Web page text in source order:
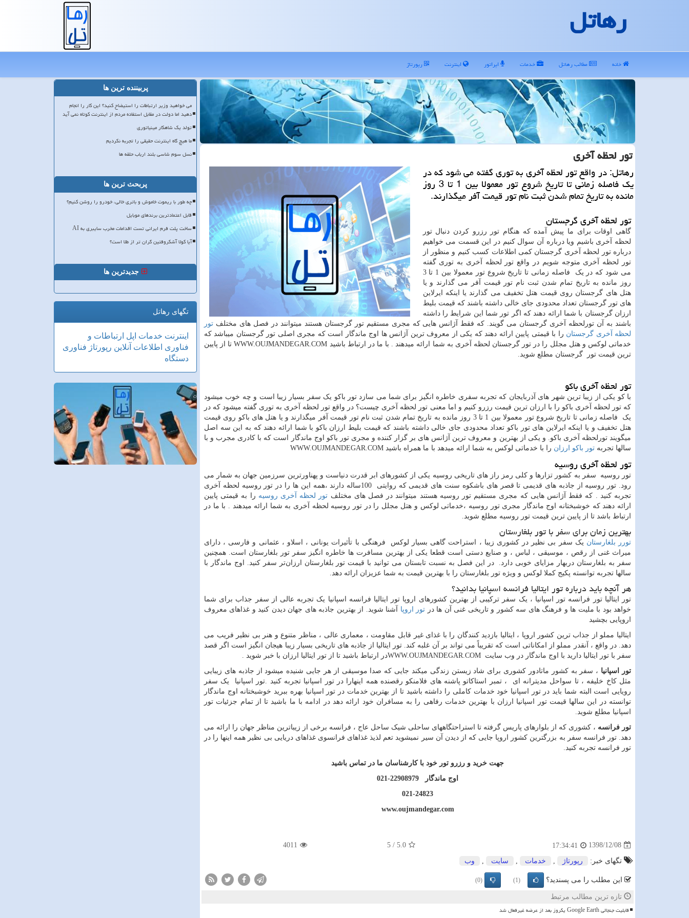
رهاتل
خانه مطالب رهاتل خدمات اپراتور اینترنت رپورتاژ
تور لحظه آخری
رهاتل: در واقع تور لحظه آخری به توری گفته می شود كه در
یك فاصله زمانی تا تاریخ شروع تور معمولا بین 1 تا 3 روز
مانده به تاریخ تمام شدن ثبت نام تور قیمت آفر میگذارند.
تور لحظه آخری گرجستان
گاهی اوقات برای ما پیش آمده که هنگام تور رزرو کردن دنبال تور
لحظه آخری باشیم ویا درباره آن سوال کنیم در این قسمت می خواهیم
درباره تور لحظه آخری گرجستان کمی اطلاعات کسب کنیم و منظور از
تور لحظه آخری متوجه شویم در واقع تور لحظه آخری به توری گفته
می شود که در یک فاصله زمانی تا تاریخ شروع تور معمولا بین 1 تا 3
روز مانده به تاریخ تمام شدن ثبت نام تور قیمت آفر می گذارند و یا
هتل های گرجستان روی قیمت هتل تخفیف می گذارند یا اینکه ایرلاین
های تور گرجستان تعداد محدودی جای خالی داشته باشند که قیمت بلیط
ارزان گرجستان با شما ارائه دهند که اگر تور شما این شرایط را داشته
باشند به آن تورلحظه آخری گرجستان می گویند. که فقط آژانس هایی که مجری مستقیم تور گرجستان هستند میتوانند در فصل های مختلف تور
لحظه آخری گرجستان را با قیمتی پایین ارائه دهند که یکی از معروف ترین آژانس ها اوج ماندگار است که مجری اصلی تور گرجستان میباشد که
خدماتی لوکس و هتل مجلل را در تور گرجستان لحظه آخری به شما ارائه میدهند . با ما در ارتباط باشید WWW.OUJMANDEGAR.COM تا از پایین
ترین قیمت تور گرجستان مطلع شوید.
تور لحظه آخری باکو
با کو یکی از زیبا ترین شهر های آذربایجان که تجربه سفری خاطره انگیز برای شما می سازد تور باکو یک سفر بسیار زیبا است و چه خوب میشود
که تور لحظه آخری باکو را با ارزان ترین قیمت رزرو کنیم و اما معنی تور لحظه آخری چیست؟ در واقع تور لحظه آخری به توری گفته میشود که در
یک فاصله زمانی تا تاریخ شروع تور معمولا بین 1 تا 3 روز مانده به تاریخ تمام شدن ثبت نام تور قیمت آفر میگذارند و یا هتل های باکو روی قیمت
هتل تخفیف و یا اینکه ایرلاین های تور باکو تعداد محدودی جای خالی داشته باشند که قیمت بلیط ارزان باکو با شما ارائه دهند که به این سه اصل
میگویند تورلحظه آخری باکو. و یکی از بهترین و معروف ترین آژانس های بر گزار کننده و مجری تور باکو اوج ماندگار است که با کادری مجرب و با
سالها تجربه تور باکو ارزان را با خدماتی لوکس به شما ارائه میدهد با ما همراه باشید WWW.OUJMANDEGAR.COM
تور لحظه آخری روسیه
تور روسیه سفر به کشور تزارها و کلی رمز راز های تاریخی روسیه یکی از کشورهای ابر قدرت دنیاست و پهناورترین سرزمین جهان به شمار می
رود. تور روسیه از جاذبه های قدیمی تا قصر های باشکوه سنت های قدیمی که روایتی
100ساله دارند ،همه این ها را در تور روسیه لحظه آخری
تجربه کنید . که فقط آژانس هایی که مجری مستقیم تور روسیه هستند میتوانند در فصل های مختلف تور لحظه آخری روسیه را به قیمتی پایین
ارائه دهند که خوشبختانه اوج ماندگار مجری تور روسیه ،خدماتی لوکس و هتل مجلل را در تور روسیه لحظه آخری به شما ارائه میدهند . با ما در
ارتباط باشد تا از پایین ترین قیمت تور روسیه مطلع شوید.
بهترین زمان برای سفر با تور بلغارستان
تورر بلغارستان یک سفر بی نظیر در کشوری زیبا ، استراحت گاهی بسیار لوکس فرهنگی با تأثیرات یونانی ، اسلاو ، عثمانی و فارسی ، دارای
میراث غنی از رقص ، موسیقی ، لباس ، و صنایع دستی است قطعا یکی از بهترین مسافرت ها خاطره انگیز سفر تور بلغارستان است. همچنین
سفر به بلغارستان دربهار مزایای خوبی دارد. در این فصل به نسبت تابستان می توانید با قیمت تور بلغارستان ارزان‌تر سفر کنید. اوج ماندگار با
سالها تجربه توانسته پکیج کملا لوکس و ویژه تور بلغارستان را با بهترین قیمت به شما عزیزان ارائه دهد.
هر آنچه باید درباره تور ایتالیا فرانسه اسپانیا بدانید؟
تور ایتالیا تور فرانسه تور اسپانیا ، یک سفر ترکیبی از بهترین کشورهای اروپا تور ایتالیا فرانسه اسپانیا یک تجربه عالی از سفر جذاب برای شما
خواهد بود با ملیت ها و فرهنگ های سه کشور و تاریخی غنی آن ها در تور اروپا آشنا شوید. از بهترین جاذبه های جهان دیدن کنید و غذاهای معروف
اروپایی بچشید
ایتالیا مملو از جذاب ترین کشور اروپا ، ایتالیا بازدید کنندگان را با غذای غیر قابل مقاومت ، معماری عالی ، مناظر متنوع و هنر بی نظیر فریب می
دهد. در واقع ، آنقدر مملو از امکاناتی است که تقریباً می تواند بر آن غلبه کند. تور ایتالیا از جاذبه های تاریخی بسیار زیبا هیجان انگیز است اگر قصد
سفر با تور ایتالیا دارید با اوج ماندگار در وب سایت WWW.OUJMANDEGAR.COMدر ارتباط باشید تا از تور ایتالیا ارزان با خبر شوید .
تور اسپانیا ، سفر به کشور ماتادور کشوری برای شاد زیستن زندگی میکند جایی که صدا موسیقی از هر جایی شنیده میشود از جاذبه های زیبایی
مثل کاخ خلیفه ، تا سواحل مدیترانه ای ، تمبر استاکاتو پاشنه های فلامنکو رقصنده همه اینهارا در تور اسپانیا تجربه کنید .تور اسپانیا یک سفر
رویایی است البته شما باید در تور اسپانیا خود خدمات کاملی را داشته باشید تا از بهترین خدمات در تور اسپانیا بهره ببرید خوشبختانه اوج ماندگار
توانسته در این سالها قیمت تور اسپانیا ارزان با بهترین خدمات رفاهی را به مسافران خود ارائه دهد در ادامه با ما باشید تا از تمام جزئیات تور
اسپانیا مطلع شوید.
تور فرانسه ، کشوری که از بلوارهای پاریس گرفته تا استراحتگاههای ساحلی شیک ساحل عاج ، فرانسه برخی از زیباترین مناظر جهان را ارائه می
دهد. تور فرانسه سفر به بزرگترین کشور اروپا جایی که از دیدن آن سیر نمیشوید تعم لذیذ غذاهای فرانسوی غذاهای دریایی بی نظیر همه اینها را در
تور فرانسه تجربه کنید.
جهت خرید و رزرو تور خود با کارشناسان ما در تماس باشید
اوج ماندگار 22908979-021
021-24823
www.oujmandegar.com
1398/12/08
17:34:41
5.0
/
5
4011
تگهای خبر: رپورتاژ خدمات سایت وب
این مطلب را می پسندید؟ (1)
(0)
تازه ترین مطالب مرتبط
قابلیت جنجالی Google Earth یکروز بعد از عرضه غیرفعال شد
پربیننده ترین ها
می خواهید وزیر ارتباطات را استیضاح کنید؟ این کار را انجام
دهید اما دولت در مقابل استفاده مردم از اینترنت کوتاه نمی آید
تولد یک شاهکار مینیاتوری
ما هیچ گاه اینترنت حقیقی را تجربه نکردیم
نسل سوم شاسی بلند ارباب حلقه ها
پربحث ترین ها
چه طور با ریموت خاموش و باتری خالی، خودرو را روشن کنیم؟
قابل اعتمادترین برندهای موبایل
ساخت پلت فرم ایرانی تست اقدامات مخرب سایبری به AI
آیا کولا آشکروفتین گران تر از طلا است؟
جدیدترین ها
تگهای رهاتل
اینترنت خدمات اپل ارتباطات و
فناوری اطلاعات آنلاین رپورتاژ فناوری
دستگاه